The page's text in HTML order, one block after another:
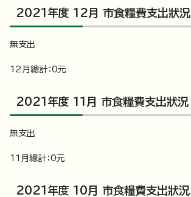
2021年度 12月 市食糧費支出狀況
無支出
12月總計：0元
2021年度 11月 市食糧費支出狀況
無支出
11月總計：0元
2021年度 10月 市食糧費支出狀況